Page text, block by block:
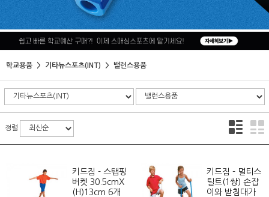
학교용품 기타뉴스포츠(INT) 밸런스용품
정렬
키드짐 - 스탭핑
버켓 30.5cmX
(H)13cm 6개
키드짐 - 멀티스
틸트(1쌍) 손잡
이와 받침대가